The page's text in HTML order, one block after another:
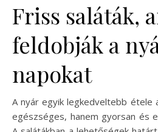
Friss saláták,
feldobják a
napokat
A nyár egyik legkedveltebb étele
egészséges, hanem gyorsan és